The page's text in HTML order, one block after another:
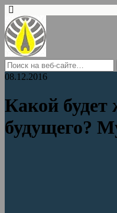
08.12.2016
Какой будет
будущего?